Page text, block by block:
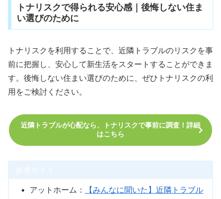
トナリスクで得られる安心感｜後悔しない住ま
い選びのために
トナリスクを利用することで、近隣トラブルのリスクを事
前に把握し、安心して新生活をスタートすることができま
す。後悔しない住まい選びのために、ぜひトナリスクの利
用をご検討ください。
近隣トラブルが心配なら、トナリスクで事前に調査！詳細
はこちら
アットホーム：
【みんなに聞いた】近隣トラブル